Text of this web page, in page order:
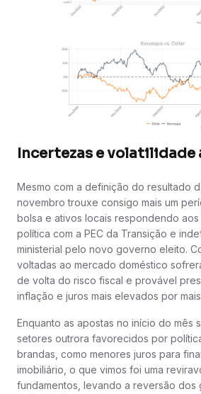
Incertezas e volatilidade
Mesmo com a definição do resultado
novembro trouxe consigo mais um
bolsa e ativos locais respondendo
política com a PEC da Transição e
ministerial pelo novo governo eleito.
voltadas ao mercado doméstico
de volta do risco fiscal e provável
inflação e juros mais elevados por
Enquanto as apostas no início do mês
setores outrora favorecidos por
brandas, como menores juros para
imobiliário, o que vimos foi uma
fundamentos, levando a reversão dos